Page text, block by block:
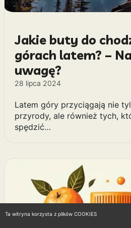
Jakie buty do
górach latem? –
uwagę?
28 lipca 2024
Latem góry przyciągają nie
przyrody, ale również tych,
spędzić…
Ta witryna korzysta z plików COOKIES